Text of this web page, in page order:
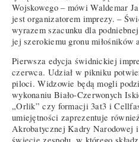
Wojskowego – mówi Waldemar
jest organizatorem imprezy. –
wyrazem szacunku dla
jej szerokiemu gronu miłośników
Pierwsza edycja świdnickiej
czerwca. Udział w pikniku
piloci. Widzowie będą mogli
wykonaniu Biało-Czerwonych
„Orlik” czy formacji 3at3 i
umiejętności zaprezentuje
Akrobatycznej Kadry Narodowej